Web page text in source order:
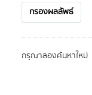
กรองผลลัพธ์
กรุณาลองค้นหาใหม่